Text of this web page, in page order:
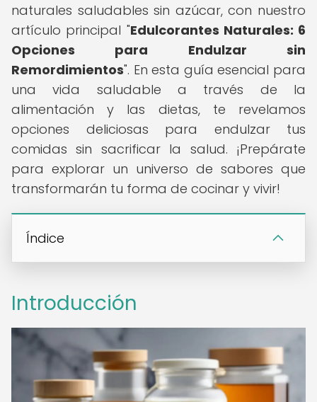
naturales saludables sin azúcar, con nuestro
artículo principal "Edulcorantes Naturales: 6
Opciones para Endulzar sin
Remordimientos". En esta guía esencial para
una vida saludable a través de la
alimentación y las dietas, te revelamos
opciones deliciosas para endulzar tus
comidas sin sacrificar la salud. ¡Prepárate
para explorar un universo de sabores que
transformarán tu forma de cocinar y vivir!
Índice
Introducción